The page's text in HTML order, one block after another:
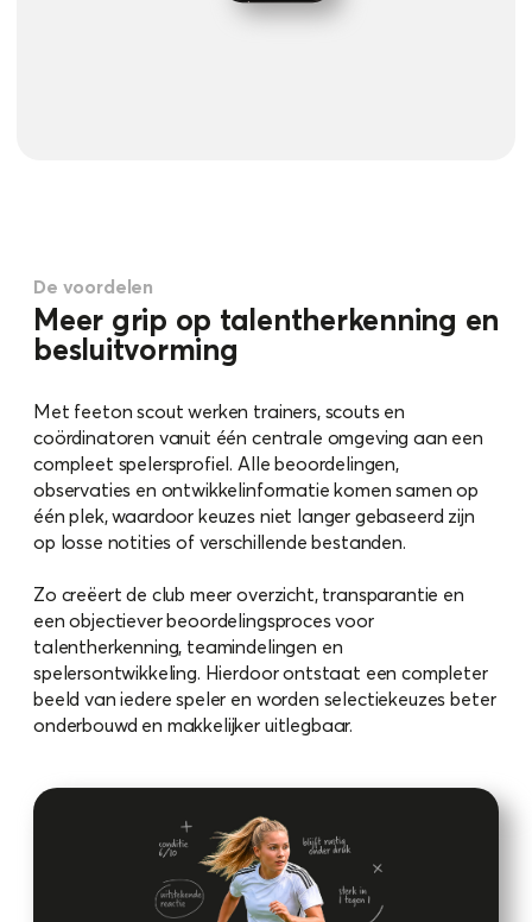
De voordelen
Meer grip op talentherkenning en
besluitvorming
Met feeton scout werken trainers, scouts en
coördinatoren vanuit één centrale omgeving aan een
compleet spelersprofiel. Alle beoordelingen,
observaties en ontwikkelinformatie komen samen op
één plek, waardoor keuzes niet langer gebaseerd zijn
op losse notities of verschillende bestanden.
Zo creëert de club meer overzicht, transparantie en
een objectiever beoordelingsproces voor
talentherkenning, teamindelingen en
spelersontwikkeling. Hierdoor ontstaat een completer
beeld van iedere speler en worden selectiekeuzes beter
onderbouwd en makkelijker uitlegbaar.